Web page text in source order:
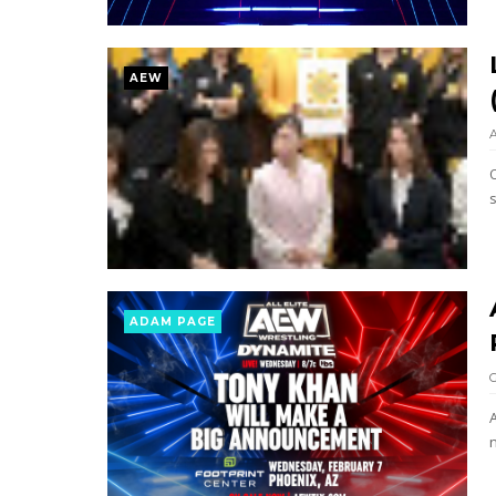
WWE: Nikki Bella não quer continuar na
AEW: Samoa Joe faz tease de regresso
SCSA867 -Aug 07 2026
WWE: Possível adversário de Roman
SCSA867 Aug 07 2026
Agente livre de peso: Kairi Sane
SCSA867-Aug 07 2026
WWE: Regresso de Stephanie Vaquer
SCSA867-Aug 06 2026
AEW
ADAM PAGE